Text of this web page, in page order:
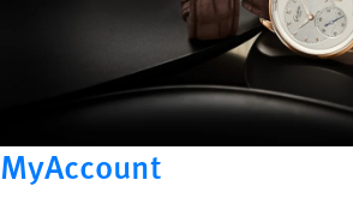
MyAccount